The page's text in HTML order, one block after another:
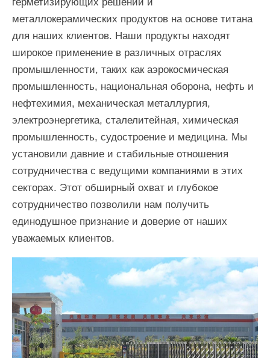
металлокерамических продуктов на основе титана
для наших клиентов. Наши продукты находят
широкое применение в различных отраслях
промышленности, таких как аэрокосмическая
промышленность, национальная оборона, нефть и
нефтехимия, механическая металлургия,
электроэнергетика, сталелитейная, химическая
промышленность, судостроение и медицина. Мы
установили давние и стабильные отношения
сотрудничества с ведущими компаниями в этих
секторах. Этот обширный охват и глубокое
сотрудничество позволили нам получить
единодушное признание и доверие от наших
уважаемых клиентов.